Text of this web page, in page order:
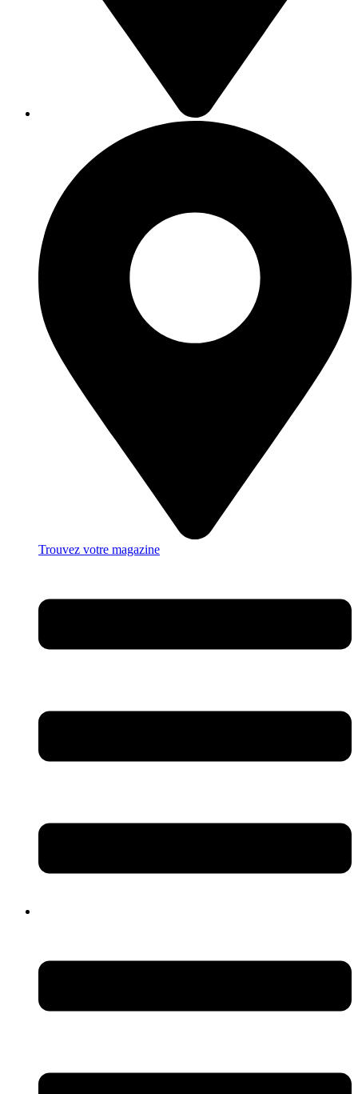
Trouvez votre magazine